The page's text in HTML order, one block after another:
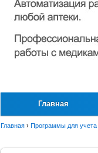
Главная
Главная › Программы для учета